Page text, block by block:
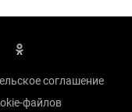
соглашение
файлов